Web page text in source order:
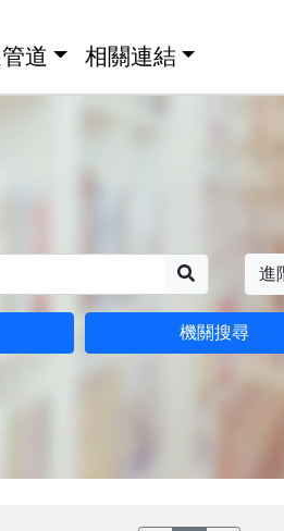
道 相關連結
進
機關搜尋